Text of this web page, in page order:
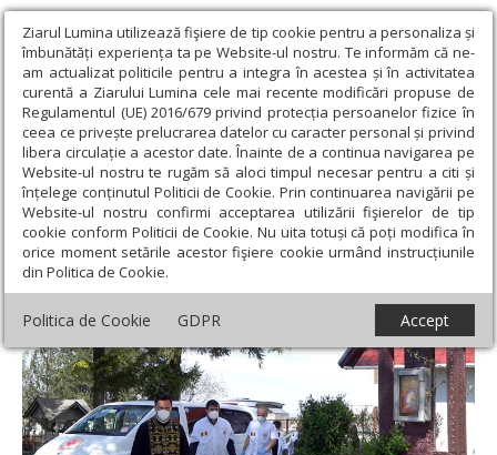
Ziarul Lumina utilizează fişiere de tip cookie pentru a personaliza și
îmbunătăți experiența ta pe Website-ul nostru. Te informăm că ne-
am actualizat politicile pentru a integra în acestea și în activitatea
curentă a Ziarului Lumina cele mai recente modificări propuse de
Regulamentul (UE) 2016/679 privind protecția persoanelor fizice în
ceea ce privește prelucrarea datelor cu caracter personal și privind
libera circulație a acestor date. Înainte de a continua navigarea pe
Website-ul nostru te rugăm să aloci timpul necesar pentru a citi și
înțelege conținutul Politicii de Cookie. Prin continuarea navigării pe
Website-ul nostru confirmi acceptarea utilizării fişierelor de tip
cookie conform Politicii de Cookie. Nu uita totuși că poți modifica în
orice moment setările acestor fişiere cookie urmând instrucțiunile
din Politica de Cookie.
Politica de Cookie GDPR Accept
Ziarul Lumina › Filantropie › Acţiunile filantropice din eparhii
continuă în perioada pascală
Acţiunile filantropice din eparhii continuă
în perioada pascală